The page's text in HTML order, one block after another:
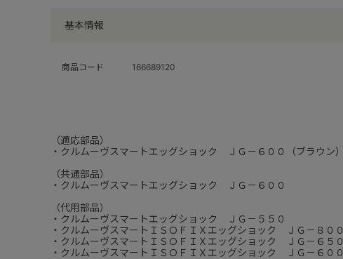
基本情報
商品コード 166689120
（適応部品）
・クルムーヴスマートエッグショック ＪＧ－６００（ブラウン）
（共通部品）
・クルムーヴスマートエッグショック ＪＧ－６００
（代用部品）
・クルムーヴスマートエッグショック ＪＧ－５５０
・クルムーヴスマートＩＳＯＦＩＸエッグショック ＪＧ－８００
・クルムーヴスマートＩＳＯＦＩＸエッグショック ＪＧ－６５０
・クルムーヴスマートＩＳＯＦＩＸエッグショック ＪＧ－６００